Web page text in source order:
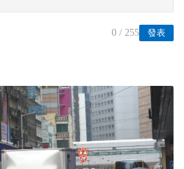
發表
0 / 255